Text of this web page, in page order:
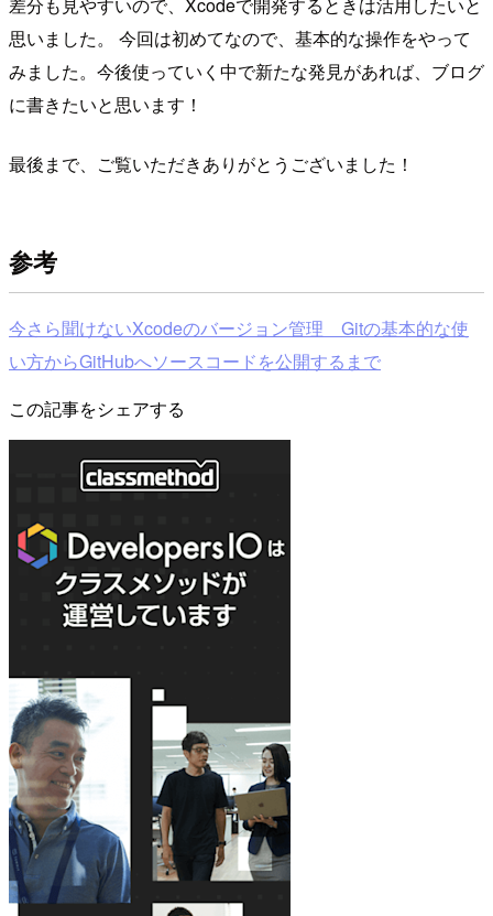
差分も見やすいので、Xcodeで開発するときは活用したいと
思いました。 今回は初めてなので、基本的な操作をやって
みました。今後使っていく中で新たな発見があれば、ブログ
に書きたいと思います！
最後まで、ご覧いただきありがとうございました！
参考
今さら聞けないXcodeのバージョン管理 Gitの基本的な使
い方からGitHubへソースコードを公開するまで
この記事をシェアする